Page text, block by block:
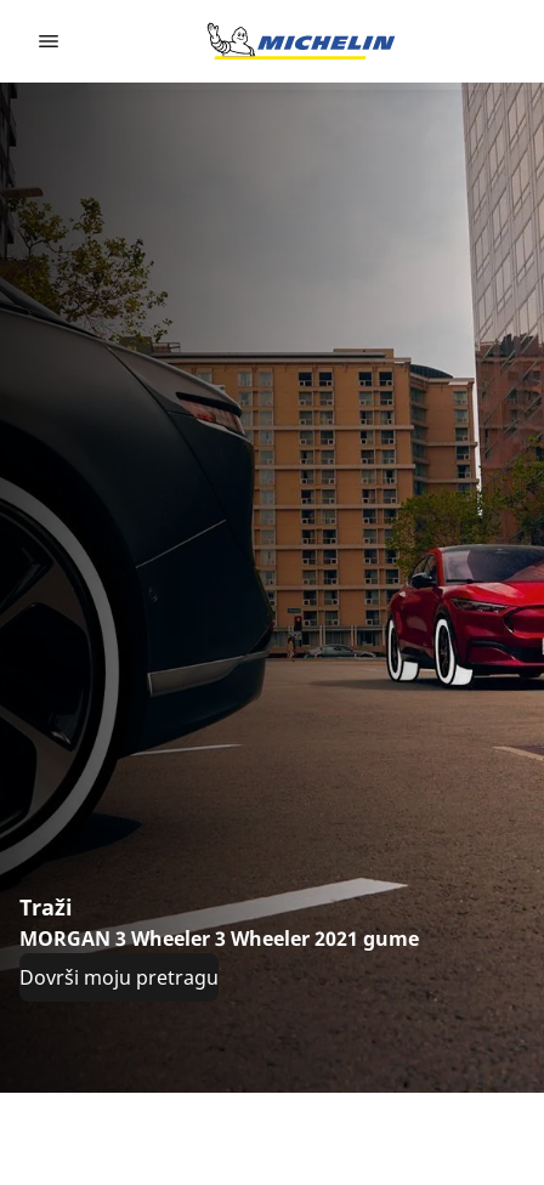
Traži
MORGAN 3 Wheeler 3 Wheeler 2021 gume
Dovrši moju pretragu